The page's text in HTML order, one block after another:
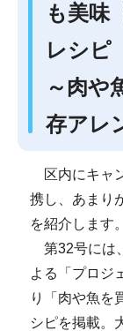
も美味
レシピ
～肉や
存アレ
区内にキャ
携し、あまり
を紹介します。
第32号には
よる「プロジ
り「肉や魚を
シピを掲載。